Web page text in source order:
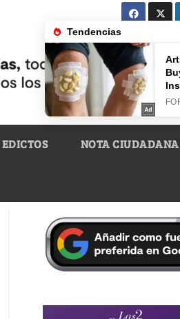
EDICTOS NOTA CIUDADANA